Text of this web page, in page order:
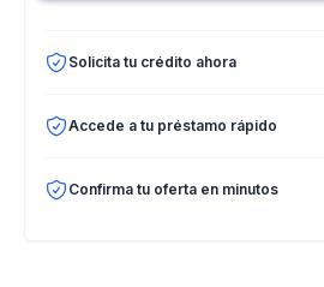
Solicita tu crédito ahora
Accede a tu préstamo rápido
Confirma tu oferta en minutos